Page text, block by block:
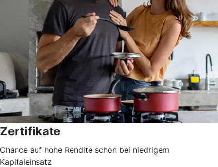
Zertifikate
Chance auf hohe Rendite schon bei niedrigem
Kapitaleinsatz